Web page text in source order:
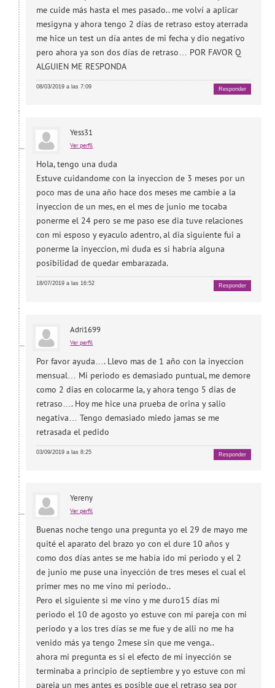
me cuide más hasta el mes pasado.. me volví a aplicar
mesigyna y ahora tengo 2 días de retraso estoy aterrada
me hice un test un día antes de mi fecha y dio negativo
pero ahora ya son dos días de retraso… POR FAVOR Q
ALGUIEN ME RESPONDA
08/03/2019 a las 7:09 Responder
Yess31
Ver perfil
Hola, tengo una duda
Estuve cuidandome con la inyeccion de 3 meses por un
poco mas de una año hace dos meses me cambie a la
inyeccion de un mes, en el mes de junio me tocaba
ponerme el 24 pero se me paso ese dia tuve relaciones
con mi esposo y eyaculo adentro, al dia siguiente fui a
ponerme la inyeccion, mi duda es si habria alguna
posibilidad de quedar embarazada.
18/07/2019 a las 16:52 Responder
Adri1699
Ver perfil
Por favor ayuda…. Llevo mas de 1 año con la inyeccion
mensual… Mi periodo es demasiado puntual, me demore
como 2 dias en colocarme la, y ahora tengo 5 dias de
retraso…. Hoy me hice una prueba de orina y salio
negativa… Tengo demasiado miedo jamas se me
retrasada el pedido
03/09/2019 a las 8:25 Responder
Yereny
Ver perfil
Buenas noche tengo una pregunta yo el 29 de mayo me
quité el aparato del brazo yo con el dure 10 años y
como dos días antes se me había ido mi periodo y el 2
de junio me puse una inyección de tres meses el cual el
primer mes no me vino mi periodo..
Pero el siguiente si me vino y me duro15 días mi
periodo el 10 de agosto yo estuve con mi pareja con mi
periodo y a los tres días se me fue y de alli no me ha
venido más ya tengo 2mese sin que me venga..
ahora mi pregunta es si el efecto de mi inyección se
terminaba a principio de septiembre y yo estuve con mi
pareja un mes antes es posible que el retraso sea por